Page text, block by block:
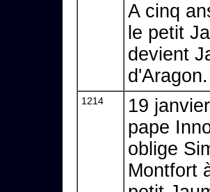
A cinq
le petit
devient
d'Aragon.
1214
19
pape
oblige
Montfort